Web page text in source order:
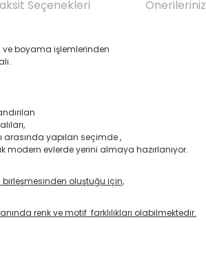
Seçenekleri Önerileriniz
ve boyama işlemlerinden
arasında yapılan seçimde ,
evlerde yerini almaya hazırlanıyor.
birleşmesinden oluştuğu için,
renk ve motif farklılıkları olabilmektedir.